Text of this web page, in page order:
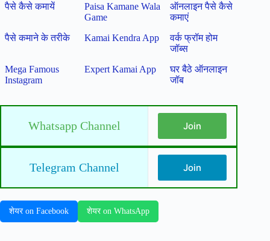
पैसे कैसे कमायें
Paisa Kamane Wala
Game
ऑनलाइन पैसे कैसे
कमाएं
पैसे कमाने के तरीके
Kamai Kendra App
वर्क फ्रॉम होम
जॉब्स
Mega Famous
Instagram
Expert Kamai App
घर बैठे ऑनलाइन
जॉब
Whatsapp Channel Join
Telegram Channel Join
शेयर on Facebook शेयर on WhatsApp